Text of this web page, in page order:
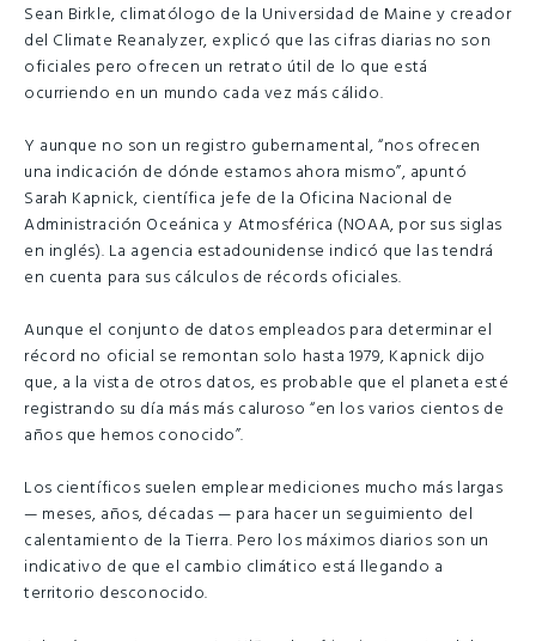
Sean Birkle, climatólogo de la Universidad de Maine y creador
del Climate Reanalyzer, explicó que las cifras diarias no son
oficiales pero ofrecen un retrato útil de lo que está
ocurriendo en un mundo cada vez más cálido.
Y aunque no son un registro gubernamental, “nos ofrecen
una indicación de dónde estamos ahora mismo”, apuntó
Sarah Kapnick, científica jefe de la Oficina Nacional de
Administración Oceánica y Atmosférica (NOAA, por sus siglas
en inglés). La agencia estadounidense indicó que las tendrá
en cuenta para sus cálculos de récords oficiales.
Aunque el conjunto de datos empleados para determinar el
récord no oficial se remontan solo hasta 1979, Kapnick dijo
que, a la vista de otros datos, es probable que el planeta esté
registrando su día más más caluroso “en los varios cientos de
años que hemos conocido”.
Los científicos suelen emplear mediciones mucho más largas
— meses, años, décadas — para hacer un seguimiento del
calentamiento de la Tierra. Pero los máximos diarios son un
indicativo de que el cambio climático está llegando a
territorio desconocido.